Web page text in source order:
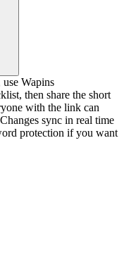
Wapins
then share the short
with the link can
sync in real time
protection if you want